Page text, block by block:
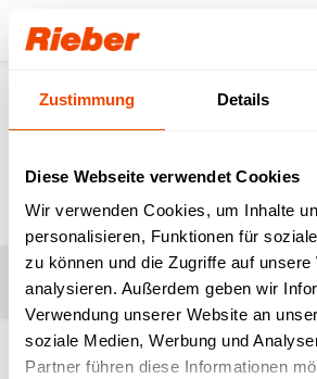
Zustimmung Details
Diese Webseite verwendet Cookies
Wir verwenden Cookies, um Inhalte
personalisieren, Funktionen für
zu können und die Zugriffe auf unsere
analysieren. Außerdem geben wir
Verwendung unserer Website an
soziale Medien, Werbung und
Partner führen diese Informationen
Zubereiten & Ausgeben
Ausgabelösungen
STW - Speisentransportwagen
1-5 von 5 Produkten